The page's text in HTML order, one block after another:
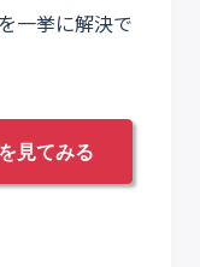
一挙に解決で
見てみる